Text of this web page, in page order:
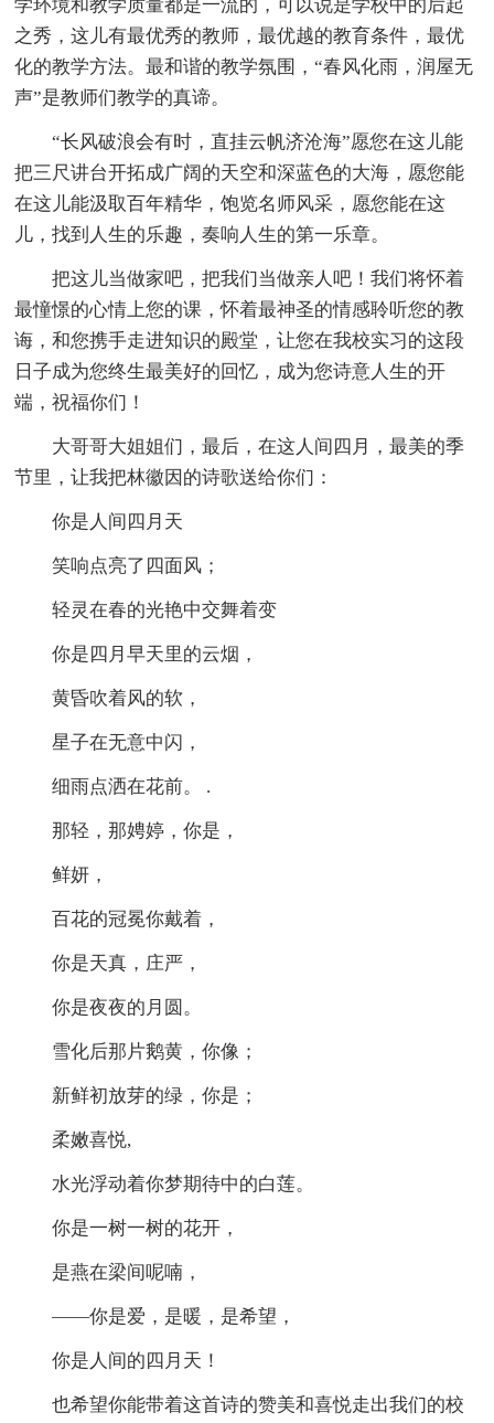
学环境和教学质量都是一流的，可以说是学校中的后起
之秀，这儿有最优秀的教师，最优越的教育条件，最优
化的教学方法。最和谐的教学氛围，“春风化雨，润屋无
声”是教师们教学的真谛。
“长风破浪会有时，直挂云帆济沧海”愿您在这儿能
把三尺讲台开拓成广阔的天空和深蓝色的大海，愿您能
在这儿能汲取百年精华，饱览名师风采，愿您能在这
儿，找到人生的乐趣，奏响人生的第一乐章。
把这儿当做家吧，把我们当做亲人吧！我们将怀着
最憧憬的心情上您的课，怀着最神圣的情感聆听您的教
诲，和您携手走进知识的殿堂，让您在我校实习的这段
日子成为您终生最美好的回忆，成为您诗意人生的开
端，祝福你们！
大哥哥大姐姐们，最后，在这人间四月，最美的季
节里，让我把林徽因的诗歌送给你们：
你是人间四月天
笑响点亮了四面风；
轻灵在春的光艳中交舞着变
你是四月早天里的云烟，
黄昏吹着风的软，
星子在无意中闪，
细雨点洒在花前。 .
那轻，那娉婷，你是，
鲜妍，
百花的冠冕你戴着，
你是天真，庄严，
你是夜夜的月圆。
雪化后那片鹅黄，你像；
新鲜初放芽的绿，你是；
柔嫩喜悦,
水光浮动着你梦期待中的白莲。
你是一树一树的花开，
是燕在梁间呢喃，
――你是爱，是暖，是希望，
你是人间的四月天！
也希望你能带着这首诗的赞美和喜悦走出我们的校